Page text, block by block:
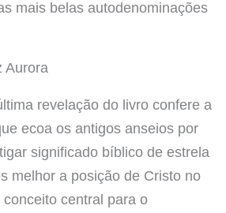
mais belas autodenominações
Aurora
revelação do livro confere a
ecoa os antigos anseios por
significado bíblico de estrela
melhor a posição de Cristo no
central para o